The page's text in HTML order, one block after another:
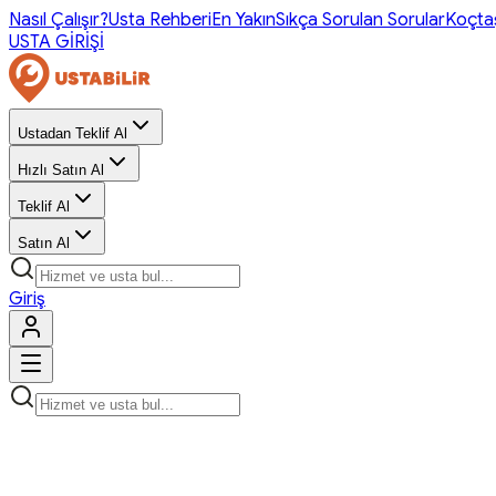
Nasıl Çalışır?Usta RehberiEn YakınSıkça Sorulan Sorular
USTA GİRİŞİ
Ustadan Teklif Al
Hızlı Satın Al
Teklif Al
Satın Al
Giriş